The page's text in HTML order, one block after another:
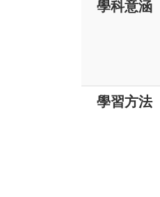
學科意涵
學習方法